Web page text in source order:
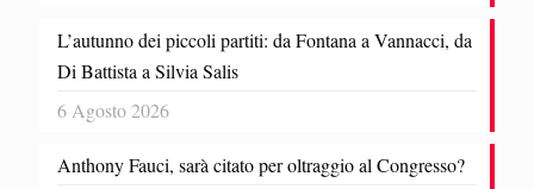
L’autunno dei piccoli partiti: da Fontana a Vannacci, da
Di Battista a Silvia Salis
6 Agosto 2026
Anthony Fauci, sarà citato per oltraggio al Congresso?